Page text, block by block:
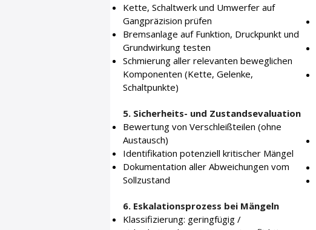
Kette, Schaltwerk und Umwerfer auf
Gangpräzision prüfen
Bremsanlage auf Funktion, Druckpunkt und
Grundwirkung testen
Schmierung aller relevanten beweglichen
Komponenten (Kette, Gelenke,
Schaltpunkte)
5. Sicherheits- und Zustandsevaluation
Bewertung von Verschleißteilen (ohne
Austausch)
Identifikation potenziell kritischer Mängel
Dokumentation aller Abweichungen vom
Sollzustand
6. Eskalationsprozess bei Mängeln
Klassifizierung: geringfügig /